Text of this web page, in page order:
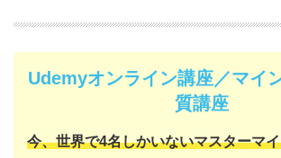
Udemyオンライン講座／マイ
質講座
今、世界で4名しかいないマスターマ